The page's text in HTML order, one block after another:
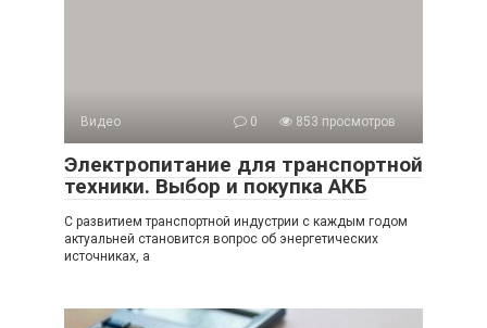
Видео 0 853 просмотров
Электропитание для транспортной
техники. Выбор и покупка АКБ
С развитием транспортной индустрии с каждым годом
актуальней становится вопрос об энергетических
источниках, а